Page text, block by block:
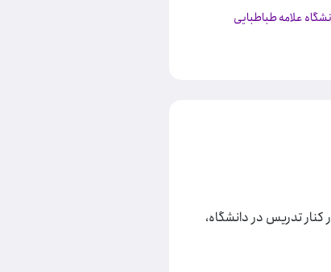
علامه طباطبایی
در کنار تدریس در دانشگاه،